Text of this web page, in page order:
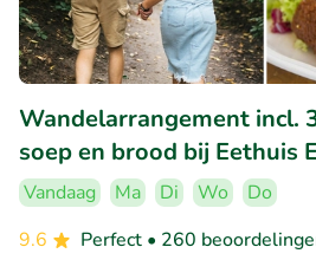
Wandelarrangement incl.
soep en brood bij Eethuis
Vandaag Ma Di Wo
Do
9.6
Perfect • 260